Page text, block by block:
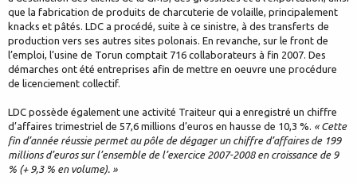
que la fabrication de produits de charcuterie de volaille, principalement
knacks et pâtés. LDC a procédé, suite à ce sinistre, à des transferts de
production vers ses autres sites polonais. En revanche, sur le front de
l’emploi, l’usine de Torun comptait 716 collaborateurs à fin 2007. Des
démarches ont été entreprises afin de mettre en oeuvre une procédure
de licenciement collectif.
LDC possède également une activité Traiteur qui a enregistré un chiffre
d’affaires trimestriel de 57,6 millions d’euros en hausse de 10,3 %. « Cette
fin d’année réussie permet au pôle de dégager un chiffre d’affaires de 199
millions d’euros sur l’ensemble de l’exercice 2007-2008 en croissance de 9
% (+ 9,3 % en volume). »